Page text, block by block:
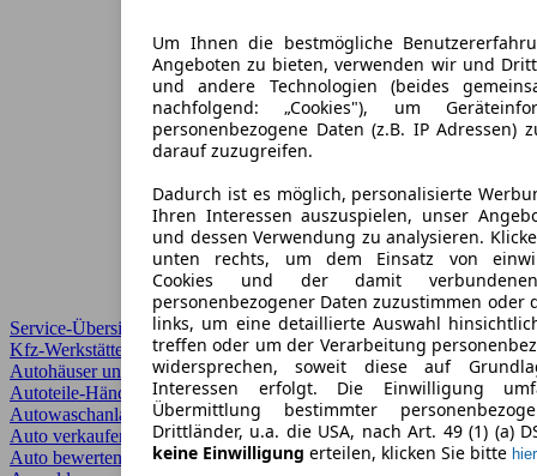
Service-Übersicht
Kfz-Werkstätten
Autohäuser und Händler
Autoteile-Händler
Autowaschanlagen
Auto verkaufen
Auto bewerten
Um Ihnen die bestmögliche
Angeboten zu bieten, verwenden wir und
und andere Technologien (beides
nachfolgend: „Cookies"), um
personenbezogene Daten (z.B. IP Adressen)
darauf zuzugreifen.
Dadurch ist es möglich, personalisierte
Ihren Interessen auszuspielen, unser
und dessen Verwendung zu analysieren.
unten rechts, um dem Einsatz von
Cookies und der damit
personenbezogener Daten zuzustimmen oder
links, um eine detaillierte Auswahl
treffen oder um der Verarbeitung
widersprechen, soweit diese auf
Interessen erfolgt. Die Einwilligung
Übermittlung bestimmter
Drittländer, u.a. die USA, nach Art. 49 (1) (a)
keine Einwilligung erteilen, klicken Sie bitte hier